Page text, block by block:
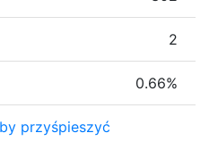
2
0.66%
przyśpieszyć